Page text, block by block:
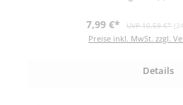
Verkaufspreis:
7,99 €* Regulärer Preis:
UVP 10,59 €*
Preise inkl. MwSt. zzgl.
Details